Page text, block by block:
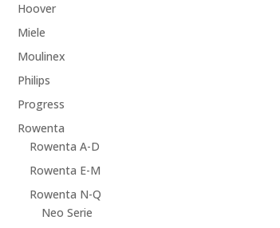
Hoover
Miele
Moulinex
Philips
Progress
Rowenta
Rowenta A-D
Rowenta E-M
Rowenta N-Q
Neo Serie